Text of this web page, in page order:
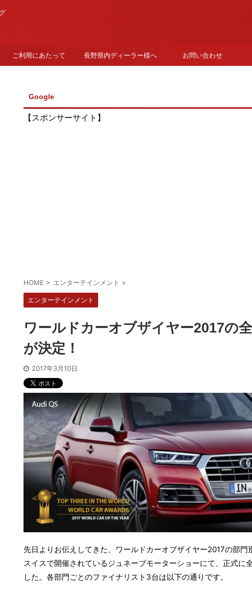
ご利用にあたって 長野県内ディーラー様へ お問い合わせ
Google
【スポンサーサイト】
HOME > エンターテインメント >
エンターテインメント
ワールドカーオブザイヤー2017の
が決定！
2017年3月10日
先日よりお伝えしてきた、ワールドカーオブザイヤー2017の部
スイスで開催されているジュネーブモーターショーにて、正式に
した。各部門ごとのファイナリスト3台は以下の通りです。